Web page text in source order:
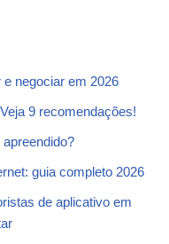
negociar em 2026
9 recomendações!
guia completo 2026
de aplicativo em